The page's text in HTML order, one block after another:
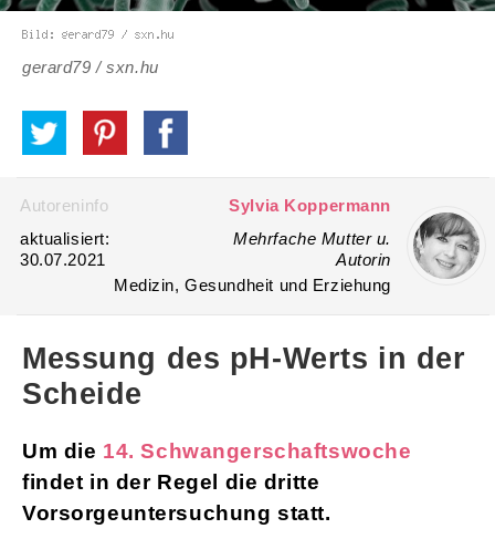
gerard79 / sxn.hu
Autoreninfo
Sylvia Koppermann
aktualisiert:
30.07.2021
Mehrfache Mutter u.
Autorin
Medizin, Gesundheit und Erziehung
Messung des pH-Werts in der
Scheide
Um die 14. Schwangerschaftswoche
findet in der Regel die dritte
Vorsorgeuntersuchung statt.